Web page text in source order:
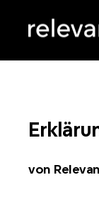
von